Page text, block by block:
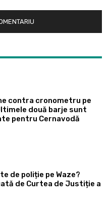
contra cronometru pe
două barje sunt
pentru Cernavodă
de poliție pe Waze?
de Curtea de Justiție a